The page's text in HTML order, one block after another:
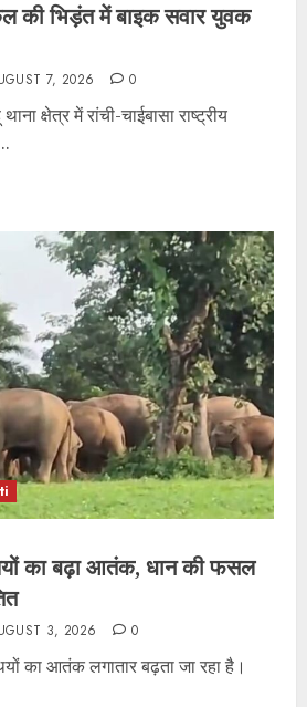
की भिड़ंत में बाइक सवार युवक
7, 2026 0
क्षेत्र में रांची-चाईबासा राष्ट्रीय
का बढ़ा आतंक, धान की फसल
3, 2026 0
का आतंक लगातार बढ़ता जा रहा है।